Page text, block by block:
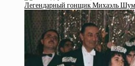
Легендарный гонщик Михаэль